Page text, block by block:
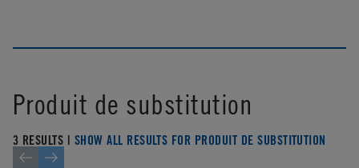
Produit de substitution
3 RESULTS | SHOW ALL RESULTS FOR PRODUIT DE SUBSTITUTION